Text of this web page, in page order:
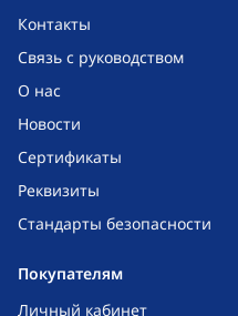
Контакты
Связь с руководством
О нас
Новости
Сертификаты
Реквизиты
Стандарты безопасности
Покупателям
Личный кабинет